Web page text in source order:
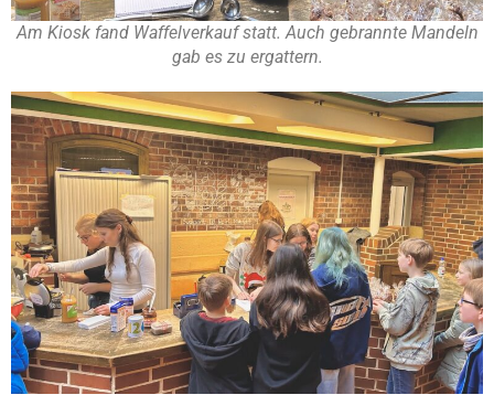
Am Kiosk fand Waffelverkauf statt. Auch gebrannte Mandeln
gab es zu ergattern.